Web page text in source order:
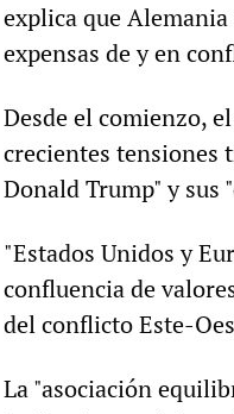
explica que
expensas de y en
Desde el comienzo,
crecientes tensiones
Donald Trump" y sus
"Estados Unidos y
confluencia de
del conflicto Este-
La "asociación